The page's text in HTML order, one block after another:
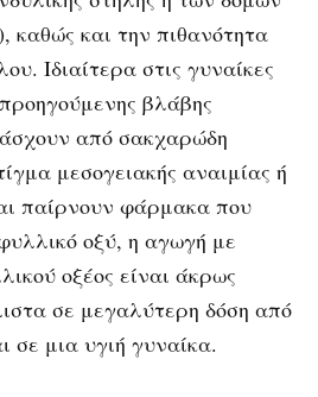
καθώς και την πιθανότητα
Ιδιαίτερα στις γυναίκες
βλάβης
από σακχαρώδη
μεσογειακής αναιμίας ή
παίρνουν φάρμακα που
οξύ, η αγωγή με
οξέος είναι άκρως
σε μεγαλύτερη δόση από
σε μια υγιή γυναίκα.